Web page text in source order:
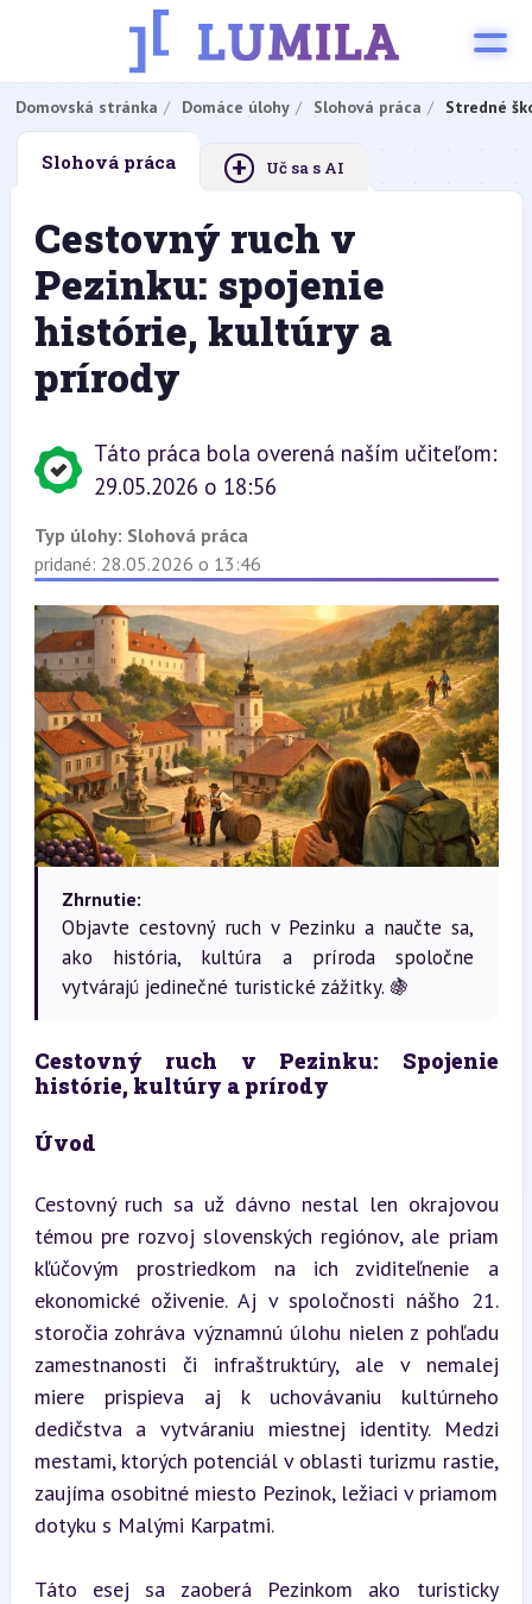
Domovská stránka Domáce úlohy Slohová práca Stredné
Slohová práca + Uč sa s AI
Cestovný ruch v
Pezinku: spojenie
histórie, kultúry a
prírody
Táto práca bola overená naším učiteľom:
29.05.2026 o 18:56
Typ úlohy: Slohová práca
pridané: 28.05.2026 o 13:46
Zhrnutie:
Objavte cestovný ruch v Pezinku a naučte sa,
ako história, kultúra a príroda spoločne
vytvárajú jedinečné turistické zážitky. 🍇
Cestovný ruch v Pezinku: Spojenie
histórie, kultúry a prírody
Úvod
Cestovný ruch sa už dávno nestal len okrajovou
témou pre rozvoj slovenských regiónov, ale priam
kľúčovým prostriedkom na ich zviditeľnenie a
ekonomické oživenie. Aj v spoločnosti nášho 21.
storočia zohráva významnú úlohu nielen z pohľadu
zamestnanosti či infraštruktúry, ale v nemalej
miere prispieva aj k uchovávaniu kultúrneho
dedičstva a vytváraniu miestnej identity. Medzi
mestami, ktorých potenciál v oblasti turizmu rastie,
zaujíma osobitné miesto Pezinok, ležiaci v priamom
dotyku s Malými Karpatmi.
Táto esej sa zaoberá Pezinkom ako turisticky